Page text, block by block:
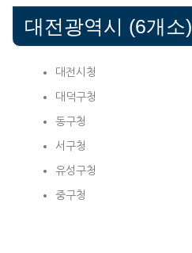
대전광역시 (6개소)
대전시청
대덕구청
동구청
서구청
유성구청
중구청